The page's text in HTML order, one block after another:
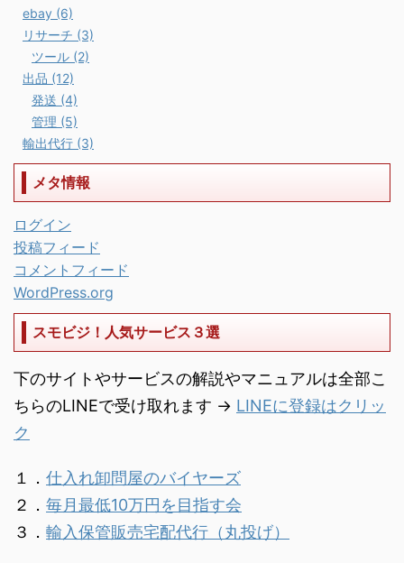
ebay (6)
リサーチ (3)
ツール (2)
出品 (12)
発送 (4)
管理 (5)
輸出代行 (3)
メタ情報
ログイン
投稿フィード
コメントフィード
WordPress.org
スモビジ！人気サービス３選
下のサイトやサービスの解説やマニュアルは全部こ
ちらのLINEで受け取れます → LINEに登録はクリッ
ク
１． 仕入れ卸問屋のバイヤーズ
２． 毎月最低10万円を目指す会
３． 輸入保管販売宅配代行（丸投げ）